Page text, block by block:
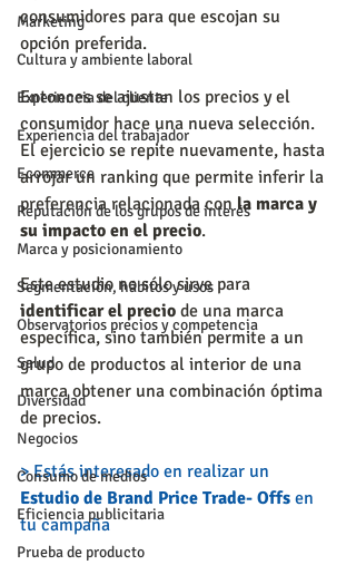
Marketing
Cultura y ambiente laboral
Experiencia del cliente
Experiencia del trabajador
Ecommerce
Reputación de los grupos de interés
Marca y posicionamiento
Segmentación, hábitos y usos
Observatorios precios y competencia
Salud
Diversidad
Negocios
Consumo de medios
Eficiencia publicitaria
Prueba de producto
consumidores para que escojan su
opción preferida.
Entonces se ajustan los precios y el
consumidor hace una nueva selección.
El ejercicio se repite nuevamente, hasta
arrojar un ranking que permite inferir la
preferencia relacionada con la marca y
su impacto en el precio.
Este estudio no sólo sirve para
identificar el precio de una marca
específica, sino también permite a un
grupo de productos al interior de una
marca obtener una combinación óptima
de precios.
> Estás interesado en realizar un
Estudio de Brand Price Trade- Offs en
tu campaña